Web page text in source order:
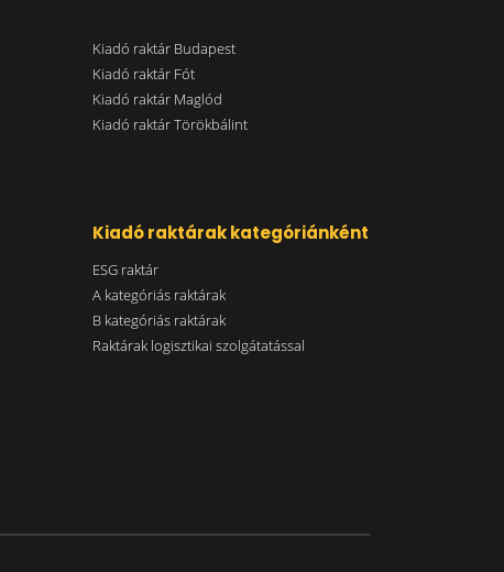
Kiadó raktár Budapest
Kiadó raktár Fót
Kiadó raktár Maglód
Kiadó raktár Törökbálint
Kiadó raktárak kategóriánként
ESG raktár
A kategóriás raktárak
B kategóriás raktárak
Raktárak logisztikai szolgátatással